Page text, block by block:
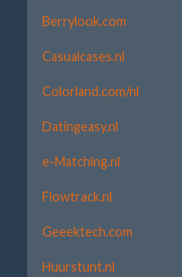
Berrylook.com
Casualcases.nl
Colorland.com/nl
Datingeasy.nl
e-Matching.nl
Flowtrack.nl
Geeektech.com
Huurstunt.nl